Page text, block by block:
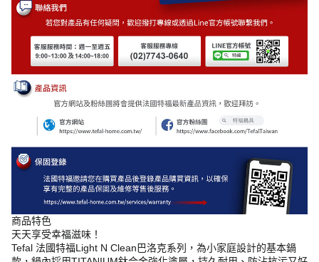
商品特色
天天享受幸福滋味！
Tefal 法國特福Light N Clean巴洛克系列，為小家庭設計的基本鍋